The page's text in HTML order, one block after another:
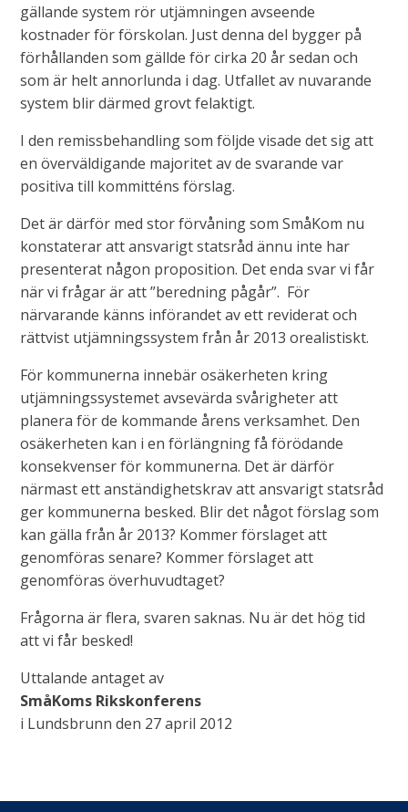
gällande system rör utjämningen avseende
kostnader för förskolan. Just denna del bygger på
förhållanden som gällde för cirka 20 år sedan och
som är helt annorlunda i dag. Utfallet av nuvarande
system blir därmed grovt felaktigt.
I den remissbehandling som följde visade det sig att
en överväldigande majoritet av de svarande var
positiva till kommitténs förslag.
Det är därför med stor förvåning som SmåKom nu
konstaterar att ansvarigt statsråd ännu inte har
presenterat någon proposition. Det enda svar vi får
när vi frågar är att ”beredning pågår”. För
närvarande känns införandet av ett reviderat och
rättvist utjämningssystem från år 2013 orealistiskt.
För kommunerna innebär osäkerheten kring
utjämningssystemet avsevärda svårigheter att
planera för de kommande årens verksamhet. Den
osäkerheten kan i en förlängning få förödande
konsekvenser för kommunerna. Det är därför
närmast ett anständighetskrav att ansvarigt statsråd
ger kommunerna besked. Blir det något förslag som
kan gälla från år 2013? Kommer förslaget att
genomföras senare? Kommer förslaget att
genomföras överhuvudtaget?
Frågorna är flera, svaren saknas. Nu är det hög tid
att vi får besked!
Uttalande antaget av
SmåKoms Rikskonferens
i Lundsbrunn den 27 april 2012